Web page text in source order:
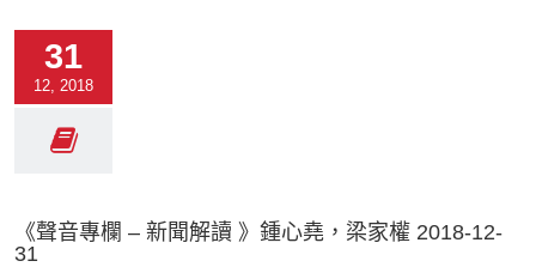
31
12, 2018
《聲音專欄 – 新聞解讀 》鍾心堯，梁家權 2018-12-
31